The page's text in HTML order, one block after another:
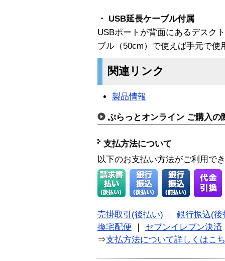
・ USB延長ケーブル付属
USBポートが背面にあるデスク
ブル（50cm）で使えば手元で使
関連リンク
製品情報
ぷらっとオンライン ご購入の
支払方法について
以下のお支払い方法がご利用で
売掛取引(後払い)
銀行振込(後
換宅配便
セブンイレブン決済
⇒支払方法について詳しくはこ